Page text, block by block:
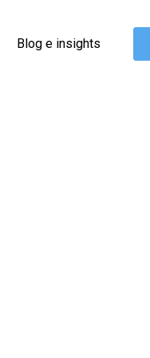
Blog e insights